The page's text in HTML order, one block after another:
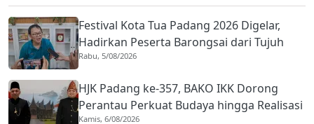
Festival Kota Tua Padang 2026 Digelar,
Hadirkan Peserta Barongsai dari Tujuh
Negara
Rabu, 5/08/2026
HJK Padang ke-357, BAKO IKK Dorong
Perantau Perkuat Budaya hingga Realisasi
Kamis, 6/08/2026